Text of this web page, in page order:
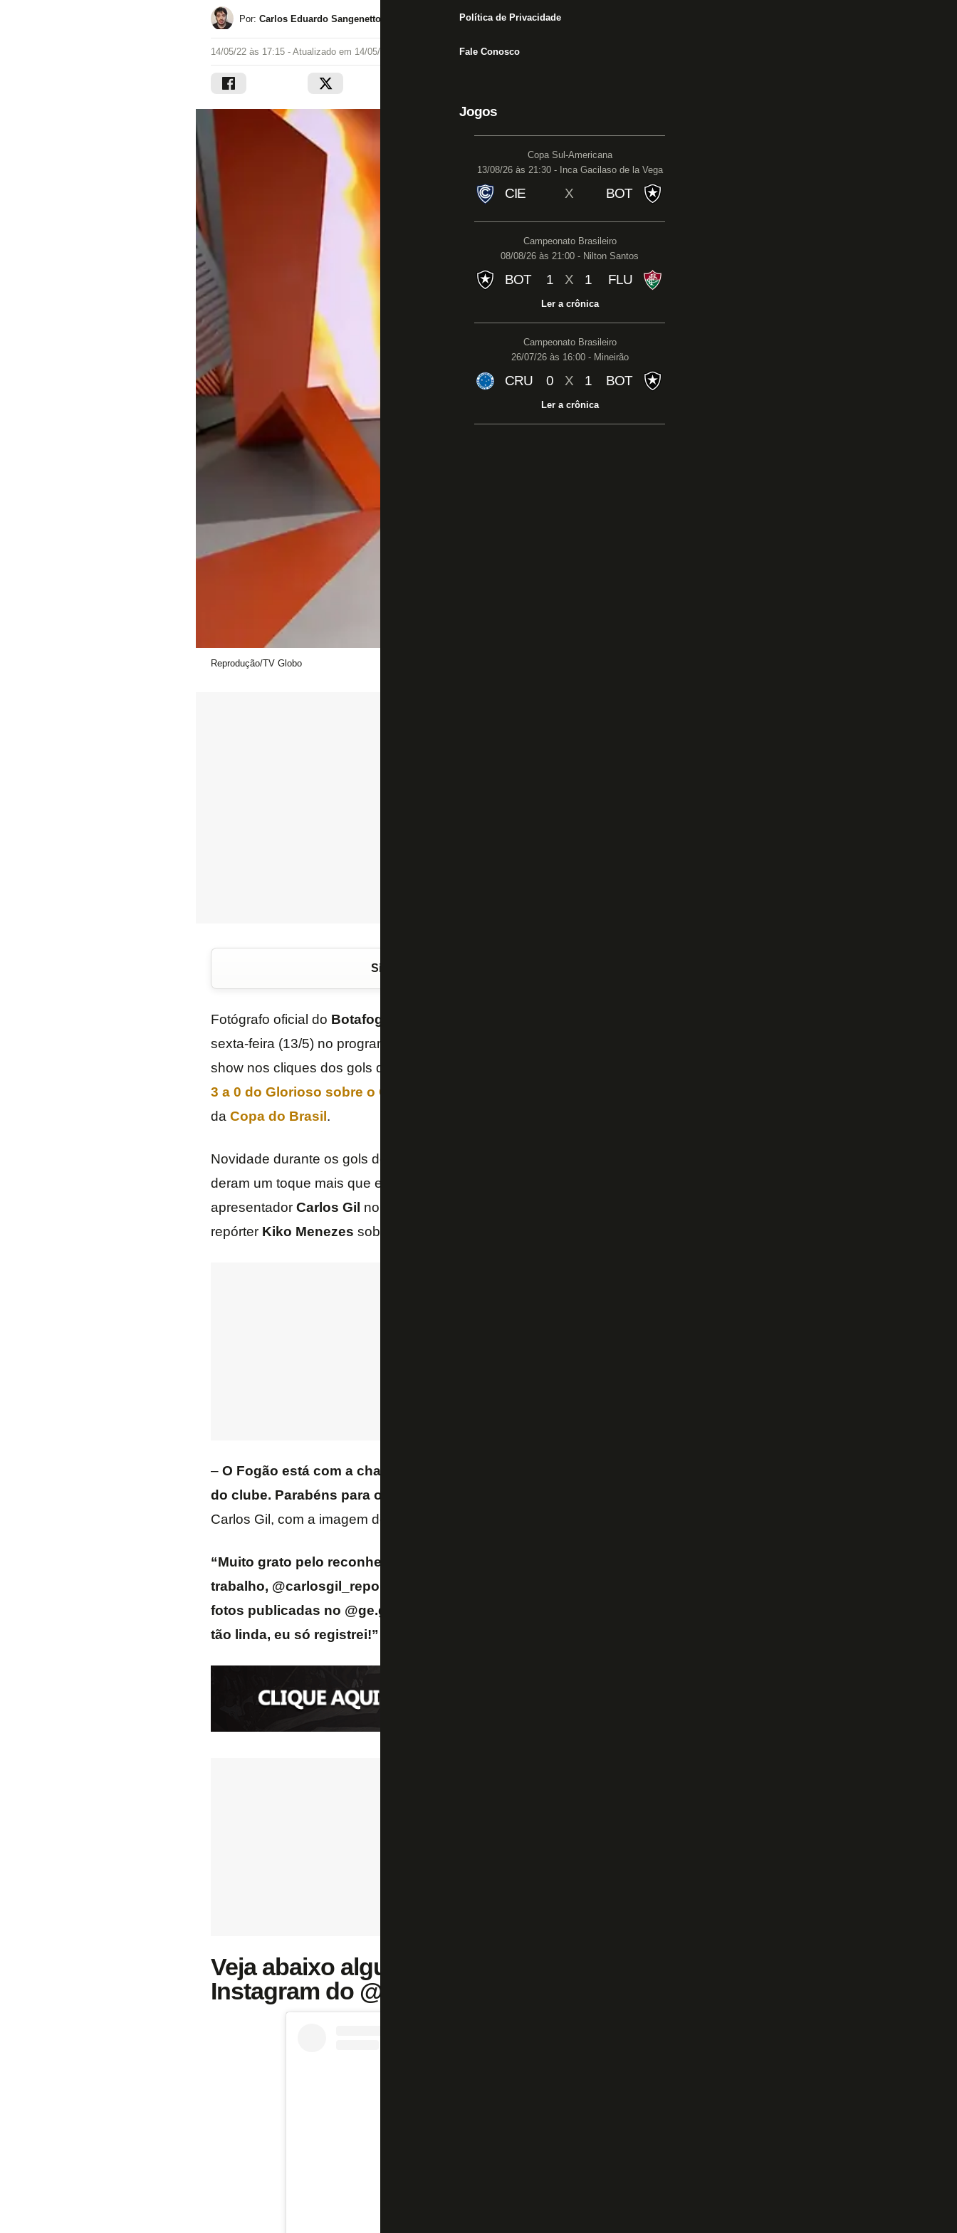
Política de Privacidade
Fale Conosco
Jogos
Copa Sul-Americana
13/08/26 às 21:30 - Inca Gacilaso de la Vega
CIE X BOT
Campeonato Brasileiro
08/08/26 às 21:00 - Nilton Santos
BOT 1 X 1 FLU
Ler a crônica
Campeonato Brasileiro
26/07/26 às 16:00 - Mineirão
CRU 0 X 1 BOT
Ler a crônica
Por: Carlos Eduardo Sangenetto
14/05/22 às 17:15 - Atualizado em 14/05/22 às 17:16
Reprodução/TV Globo
Siga o FogãoNET
Fotógrafo oficial do Botafogo
sexta-feira (13/5) no programa Globo Esporte, da
show nos cliques dos gols de
3 a 0 do Glorioso sobre o Ceilândia
da Copa do Brasil .
Novidade durante os gols do “Novo Botafogo” no
deram um toque mais que especial no fundo das fotos de Vítor, que foi elogiado pelo
apresentador Carlos Gil no desfecho do programa, logo após a exibição da matéria do
repórter Kiko Menezes sobre a partida.
– O Fogão está com a chama firme! E que registro do Vítor Silva, que é fotógrafo
do clube. Parabéns para o Botafogo e para o Vítor por esse fotaço
Carlos Gil, com a imagem de Patrick “incendiado” no telão.
“Muito grato pelo reconhecimento do
trabalho, @carlosgil_reporter e @okikomenezes! Adorei a matéria e ver minhas
fotos publicadas no @ge.globo! Parabéns a todos do @botafogo por essa festa
tão linda, eu só registrei!”
Veja abaixo algumas fotos de Vítor Silva no
Instagram do @fogaonet: